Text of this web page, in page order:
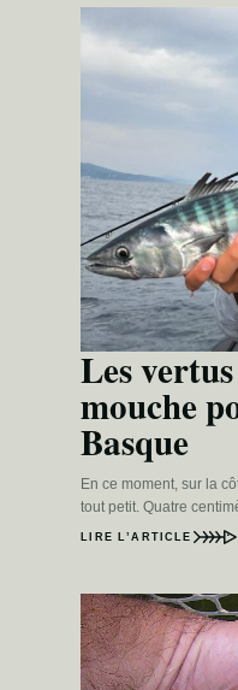
Les
mouche
Basque
En ce moment, sur la
tout petit. Quatre
LIRE L’ARTICLE